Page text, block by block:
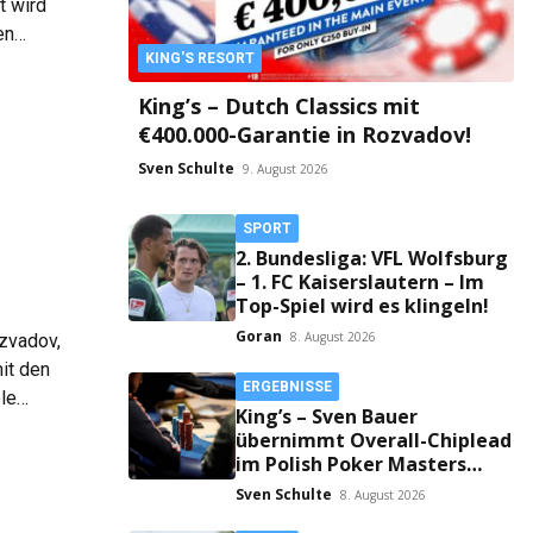
wird
den
KING'S RESORT
King’s – Dutch Classics mit
€400.000-Garantie in Rozvadov!
Sven Schulte 9. August 2026
SPORT
2. Bundesliga: VFL Wolfsburg
– 1. FC Kaiserslautern – Im
Top-Spiel wird es klingeln!
Goran 8. August 2026
ERGEBNISSE
King’s – Sven Bauer
übernimmt Overall-Chiplead
im Polish Poker Masters
Main!
Sven Schulte 8. August 2026